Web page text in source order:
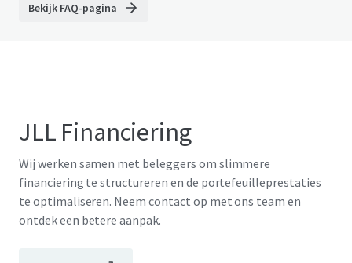
Bekijk FAQ-pagina
JLL Financiering
Wij werken samen met beleggers om slimmere
financiering te structureren en de portefeuilleprestaties
te optimaliseren. Neem contact op met ons team en
ontdek een betere aanpak.